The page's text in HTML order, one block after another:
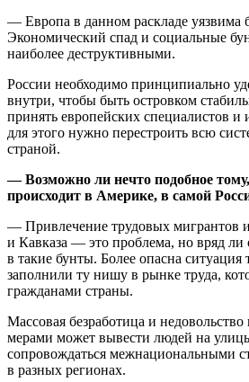
— Европа в данном раскладе уязвима
Экономический спад и социальные
наиболее деструктивными.
России необходимо принципиально
внутри, чтобы быть островком
принять европейских специалистов
для этого нужно перестроить всю
страной.
— Возможно ли нечто подобное тому,
происходит в Америке, в самой
— Привлечение трудовых мигрантов
и Кавказа — это проблема, но вряд ли
в такие бунты. Более опасна
заполнили ту нишу в рынке труда,
гражданами страны.
Массовая безработица и
мерами может вывести людей на
сопровождаться межнациональными
в разных регионах.